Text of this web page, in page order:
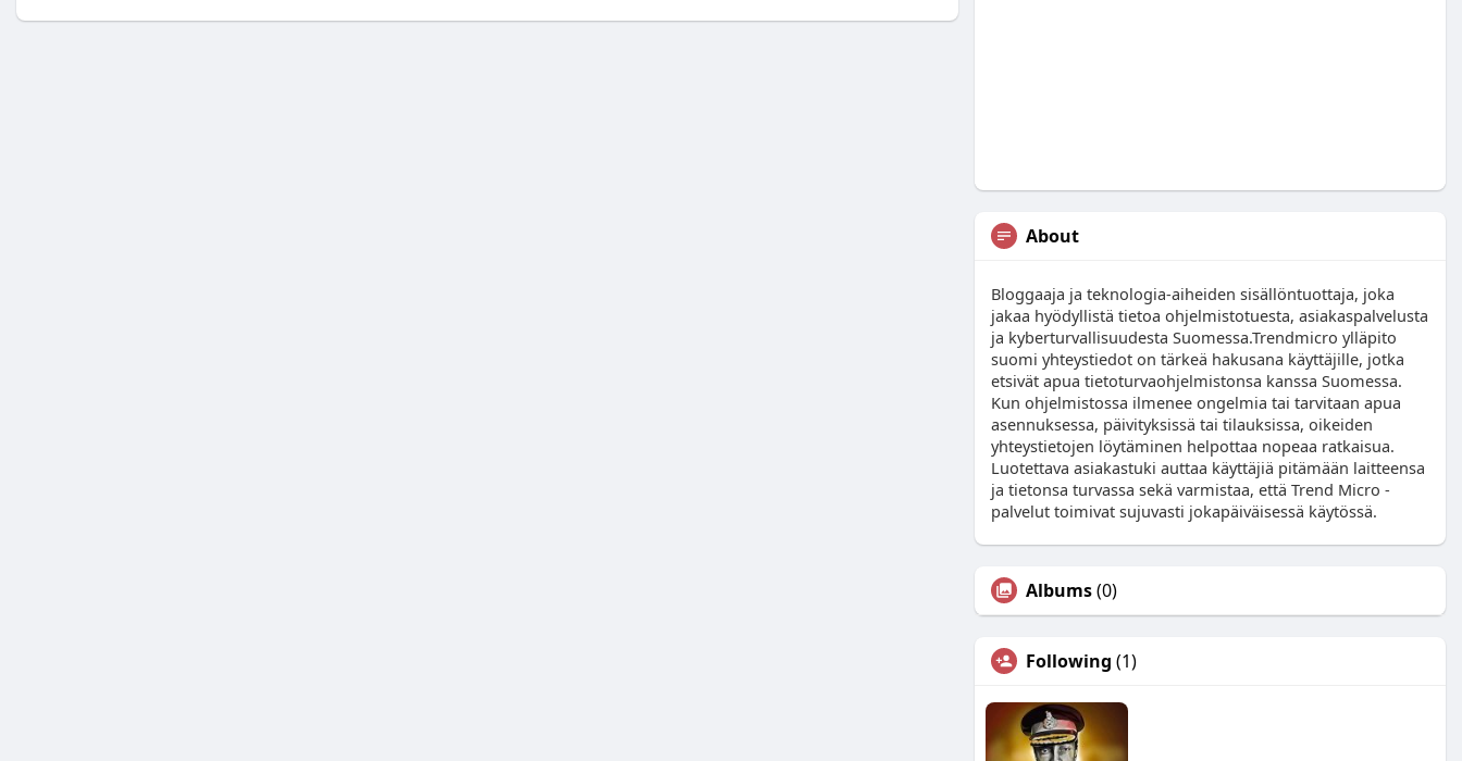
About
Bloggaaja ja teknologia-aiheiden sisällöntuottaja, joka
jakaa hyödyllistä tietoa ohjelmistotuesta, asiakaspalvelusta
ja kyberturvallisuudesta Suomessa.Trendmicro ylläpito
suomi yhteystiedot on tärkeä hakusana käyttäjille, jotka
etsivät apua tietoturvaohjelmistonsa kanssa Suomessa.
Kun ohjelmistossa ilmenee ongelmia tai tarvitaan apua
asennuksessa, päivityksissä tai tilauksissa, oikeiden
yhteystietojen löytäminen helpottaa nopeaa ratkaisua.
Luotettava asiakastuki auttaa käyttäjiä pitämään laitteensa
ja tietonsa turvassa sekä varmistaa, että Trend Micro -
palvelut toimivat sujuvasti jokapäiväisessä käytössä.
Albums(0)
Following (1)